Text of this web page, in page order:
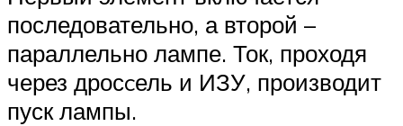
последовательно, а второй –
параллельно лампе. Ток, проходя
через дросcель и ИЗУ, производит
пуск лампы.